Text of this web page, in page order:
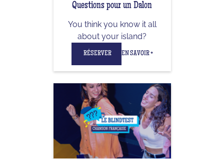
Questions pour un Dalon
You think you know it all
about your island?
RÉSERVER EN SAVOIR +